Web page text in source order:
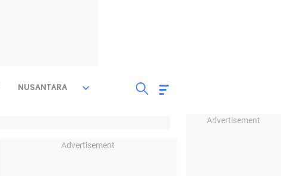
Advertisement
NUSANTARA
Advertisement